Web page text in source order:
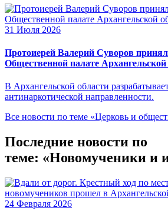
31 Июля 2026
Протоиерей Валерий Суворов принял
Общественной палате Архангельской
В Архангельской области
антинаркотической направленности.
Все новости по теме «Церковь и
Последние новости по
теме: «Новомученики и
24 Февраля 2026